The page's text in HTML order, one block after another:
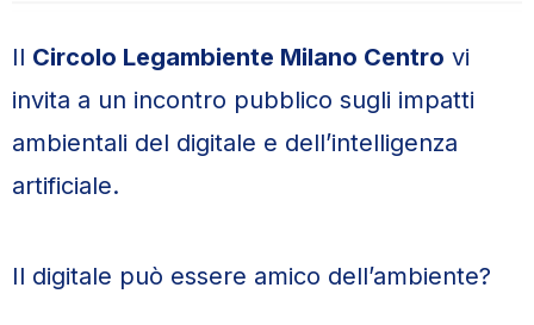
Il Circolo Legambiente Milano Centro vi
invita a un incontro pubblico sugli impatti
ambientali del digitale e dell’intelligenza
artificiale.
Il digitale può essere amico dell’ambiente?